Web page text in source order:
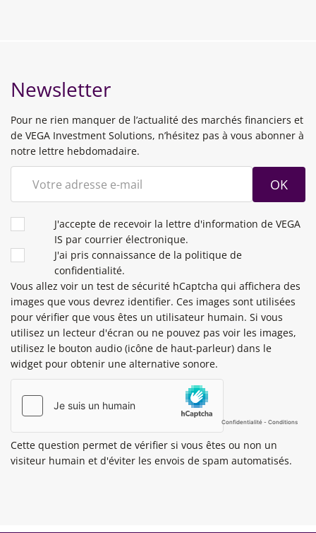
Newsletter
Pour ne rien manquer de l’actualité des marchés financiers et
de VEGA Investment Solutions, n’hésitez pas à vous abonner à
notre lettre hebdomadaire.
OK
CONDITIONS
J'accepte de recevoir la lettre d'information de VEGA
IS par courrier électronique.
J'ai pris connaissance de la politique de
confidentialité.
Vous allez voir un test de sécurité hCaptcha qui affichera des
images que vous devrez identifier. Ces images sont utilisées
pour vérifier que vous êtes un utilisateur humain. Si vous
utilisez un lecteur d'écran ou ne pouvez pas voir les images,
utilisez le bouton audio (icône de haut-parleur) dans le
widget pour obtenir une alternative sonore.
Cette question permet de vérifier si vous êtes ou non un
visiteur humain et d'éviter les envois de spam automatisés.